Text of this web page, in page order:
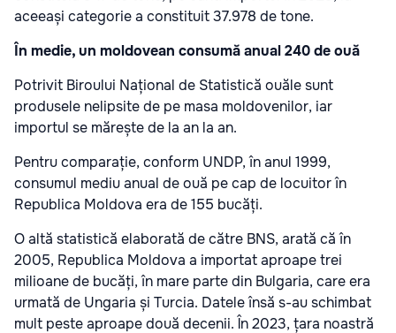
aceeași categorie a constituit 37.978 de tone.
În medie, un moldovean consumă anual 240 de ouă
Potrivit Biroului Național de Statistică ouăle sunt
produsele nelipsite de pe masa moldovenilor, iar
importul se mărește de la an la an.
Pentru comparație, conform UNDP, în anul 1999,
consumul mediu anual de ouă pe cap de locuitor în
Republica Moldova era de 155 bucăți.
O altă statistică elaborată de către BNS, arată că în
2005, Republica Moldova a importat aproape trei
milioane de bucăți, în mare parte din Bulgaria, care era
urmată de Ungaria și Turcia. Datele însă s-au schimbat
mult peste aproape două decenii. În 2023, țara noastră